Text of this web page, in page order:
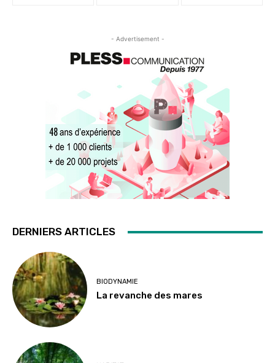
- Advertisement -
DERNIERS ARTICLES
BIODYNAMIE
La revanche des mares